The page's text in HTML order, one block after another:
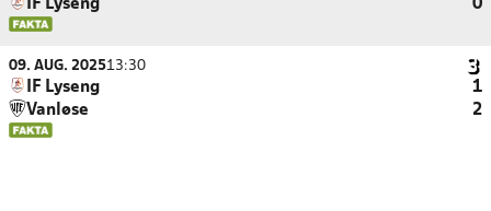
IF Lyseng
0
09. AUG. 202513:30
IF Lyseng
1
Vanløse
2